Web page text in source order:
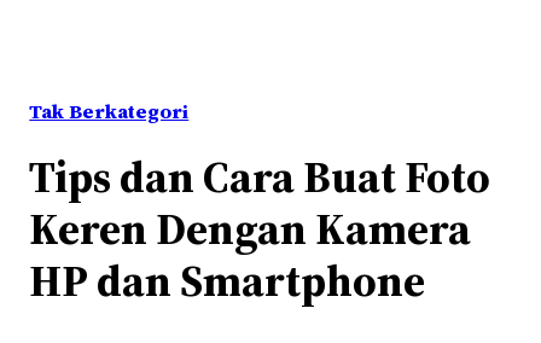
Tak Berkategori
Tips dan Cara Buat Foto
Keren Dengan Kamera
HP dan Smartphone